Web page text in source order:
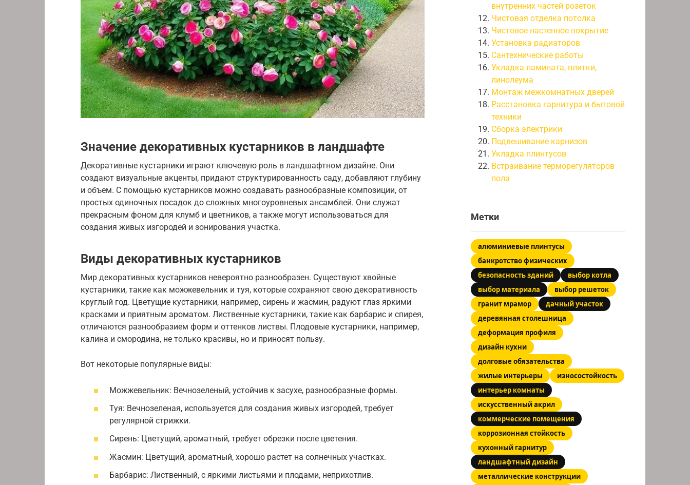
Значение декоративных кустарников в ландшафте
Декоративные кустарники играют ключевую роль в ландшафтном дизайне. Они
создают визуальные акценты, придают структурированность саду, добавляют глубину
и объем. С помощью кустарников можно создавать разнообразные композиции, от
простых одиночных посадок до сложных многоуровневых ансамблей. Они служат
прекрасным фоном для клумб и цветников, а также могут использоваться для
создания живых изгородей и зонирования участка.
Виды декоративных кустарников
Мир декоративных кустарников невероятно разнообразен. Существуют хвойные
кустарники, такие как можжевельник и туя, которые сохраняют свою декоративность
круглый год. Цветущие кустарники, например, сирень и жасмин, радуют глаз яркими
красками и приятным ароматом. Лиственные кустарники, такие как барбарис и спирея,
отличаются разнообразием форм и оттенков листвы. Плодовые кустарники, например,
калина и смородина, не только красивы, но и приносят пользу.
Вот некоторые популярные виды:
Можжевельник: Вечнозеленый, устойчив к засухе, разнообразные формы.
Туя: Вечнозеленая, используется для создания живых изгородей, требует
регулярной стрижки.
Сирень: Цветущий, ароматный, требует обрезки после цветения.
Жасмин: Цветущий, ароматный, хорошо растет на солнечных участках.
Барбарис: Лиственный, с яркими листьями и плодами, неприхотлив.
внутренних частей розеток
Чистовая отделка потолка
Чистовое настенное покрытие
Установка радиаторов
Сантехнические работы
Укладка ламината, плитки,
линолеума
Монтаж межкомнатных дверей
Расстановка гарнитура и бытовой
техники
Сборка электрики
Подвешивание карнизов
Укладка плинтусов
Встраивание терморегуляторов
пола
Метки
алюминиевые плинтусы
банкротство физических
безопасность зданий
выбор котла
выбор материала
выбор решеток
гранит мрамор
дачный участок
деревянная столешница
деформация профиля
дизайн кухни
долговые обязательства
жилые интерьеры
износостойкость
интерьер комнаты
искусственный акрил
коммерческие помещения
коррозионная стойкость
кухонный гарнитур
ландшафтный дизайн
металлические конструкции